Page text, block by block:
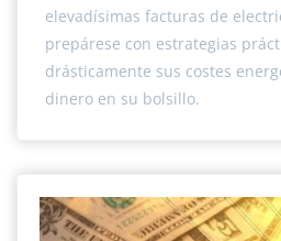
elevadísimas facturas de
prepárese con estrategias
drásticamente sus costes
dinero en su bolsillo.